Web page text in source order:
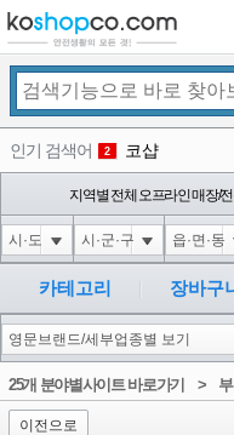
인기 검색어 2 코샵
3 익스
4 미끄럼방지
5 대성설렁탕
6
1
지역별 전체 오프라인 매장/
카테고리 장바구
25개 분야별사이트 바로가기 >
이전으로